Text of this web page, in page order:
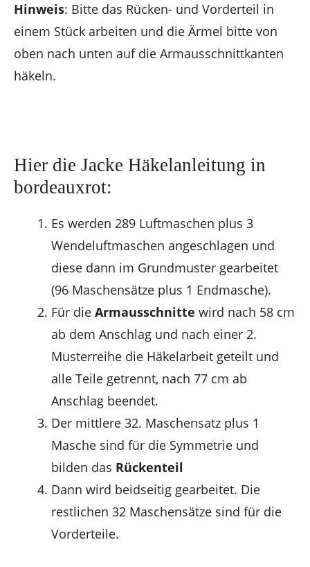
Hinweis: Bitte das Rücken- und Vorderteil in
einem Stück arbeiten und die Ärmel bitte von
oben nach unten auf die Armausschnittkanten
häkeln.
Hier die Jacke Häkelanleitung in
bordeauxrot:
Es werden 289 Luftmaschen plus 3
Wendeluftmaschen angeschlagen und
diese dann im Grundmuster gearbeitet
(96 Maschensätze plus 1 Endmasche).
Für die Armausschnitte wird nach 58 cm
ab dem Anschlag und nach einer 2.
Musterreihe die Häkelarbeit geteilt und
alle Teile getrennt, nach 77 cm ab
Anschlag beendet.
Der mittlere 32. Maschensatz plus 1
Masche sind für die Symmetrie und
bilden das Rückenteil
Dann wird beidseitig gearbeitet. Die
restlichen 32 Maschensätze sind für die
Vorderteile.